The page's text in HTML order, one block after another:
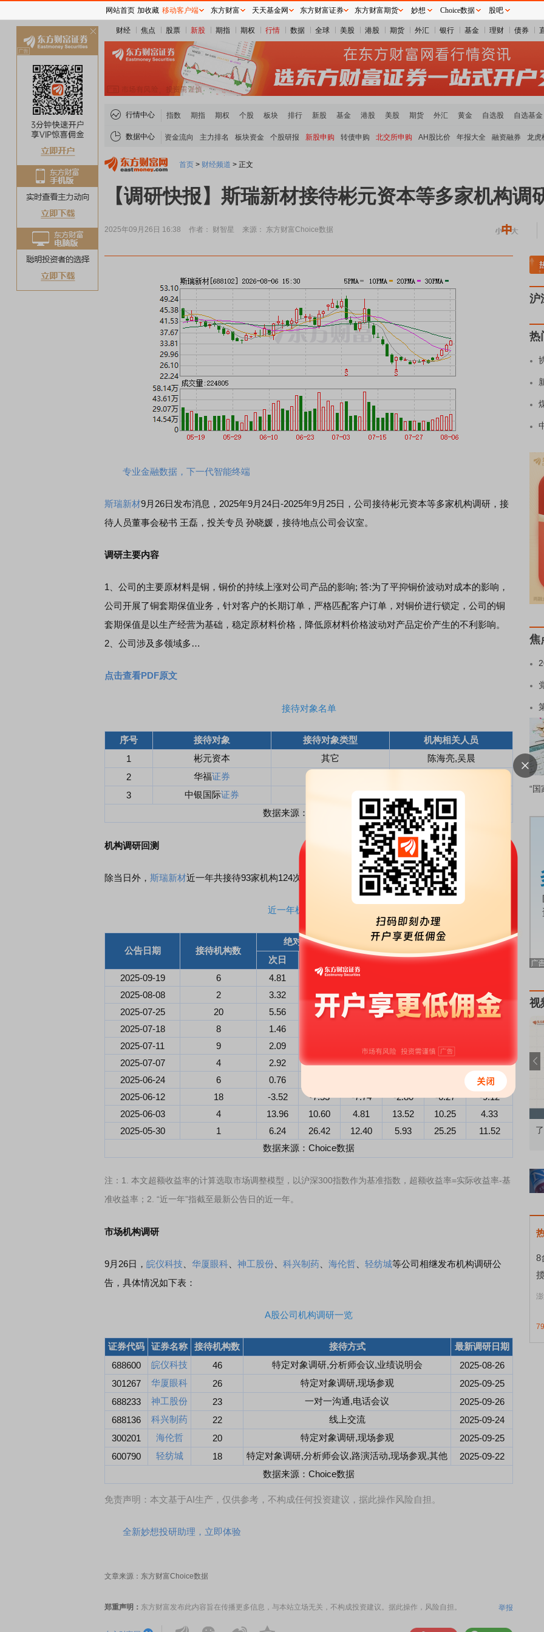
财经 焦点 股票 新股 期指 期权 行情 数据 全球 美股 港股 期货 外汇 银行 基金 理财 债券
行情中心 指数 期指 期权 个股 板块 排行 新股 基金 港股 美股 期货 外汇 黄金 自选股 自选基金
数据中心 资金流向 主力排名 板块资金 个股研报 新股申购 转债申购 北交所申购 AH股比价 年报大全 融资融券 龙虎
首页 > 财经频道 > 正文
【调研快报】斯瑞新材接待彬元资本等多家机构调
2025年09月26日 16:38 作者： 财智星 来源： 东方财富Choice数据
专业金融数据，下一代智能终端
斯瑞新材9月26日发布消息，2025年9月24日-2025年9月25日，公司接待彬元资本等多家机构调研，接
待人员董事会秘书 王磊，投关专员 孙晓媛，接待地点公司会议室。
调研主要内容
1、公司的主要原材料是铜，铜价的持续上涨对公司产品的影响; 答:为了平抑铜价波动对成本的影响，
公司开展了铜套期保值业务，针对客户的长期订单，严格匹配客户订单，对铜价进行锁定，公司的铜
套期保值是以生产经营为基础，稳定原材料价格，降低原材料价格波动对产品定价产生的不利影响。
2、公司涉及多领域多…
点击查看PDF原文
接待对象名单
序号 接待对象 接待对象类型
机构相关人员
1
彬元资本 其它
陈海亮,吴晨
2
华福证券
3
中银国际证券
王靖添,刘国强
数据来源：Choice数据
机构调研回测
除当日外， 斯瑞新材近一年共接待93家机构124次调研，近十个公告日的调研回测情况如下表所示：
近一年机构调研回测
公告日期 接待机构数
绝对收益率（%）
超额收益率（%）
次日
10日 次日 5日
2025-09-19
6 4.81 6.84 -
2025-08-08
2 3.32 -2.18 -3.38 2.90 -4.55
-10.03
2025-07-25
20 5.56 2.64 18.05 5.35 4.39
18.58
2025-07-18
8 1.46
2025-07-11
9 2.09 4.63 2.02 0.85
2025-07-07
4 2.92 2.32 3.66 2.08 0.99
0.63
2025-06-24
6 0.76
2.61
2025-06-12
18 -3.52 -7.53 -7.74 -2.80 -6.27
-9.12
2025-06-03
4 13.96 10.60 4.81 13.52 10.25
4.33
2025-05-30
1 6.24 26.42 12.40 5.93 25.25
11.52
数据来源：Choice数据
注：1. 本文超额收益率的计算选取市场调整模型，以沪深300指数作为基准指数，超额收益率=实际收益率-基
准收益率；2. “近一年”指截至最新公告日的近一年。
市场机构调研
9月26日， 皖仪科技 华厦眼科 神工股份 科兴制药 海伦哲 轻纺城等公司相继发布机构调研公
告，具体情况如下表：
A股公司机构调研一览
证券代码 证券名称 接待机构数 接待方式
最新调研日期
688600
皖仪科技 46 特定对象调研,分析师会议,业绩说明会
2025-08-26
301267
华厦眼科 26 特定对象调研,现场参观
2025-09-25
688233
神工股份 23 一对一沟通,电话会议
2025-09-26
688136
科兴制药 22 线上交流
2025-09-24
300201
海伦哲 20 特定对象调研,现场参观
2025-09-25
600790
轻纺城 18 特定对象调研,分析师会议,路演活动,现场参观,其他
2025-09-22
数据来源：Choice数据
免责声明：本文基于AI生产，仅供参考，不构成任何投资建议，据此操作风险自担。
全新妙想投研助理，立即体验
文章来源：东方财富Choice数据
郑重声明： 东方财富发布此内容旨在传播更多信息，与本站立场无关，不构成投资建议。据此操作，风险自担。 举报
A股估值分析全览
沪
热
焦
“国
视
首席连线｜东方财富证券陈果：A股再平衡的
风，将吹向何处
债券知识通识：从基础认知到特色品种
8
79
网站首页 加收藏 移动客户端 东方财富 天天基金网 东方财富证券 东方财富期货 妙想 Choice数据 股吧
关